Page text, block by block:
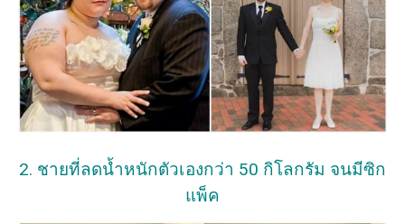
2. ชายที่ลดน้ำหนักตัวเองกว่า 50 กิโลกรัม จนมีซิก
แพ็ค